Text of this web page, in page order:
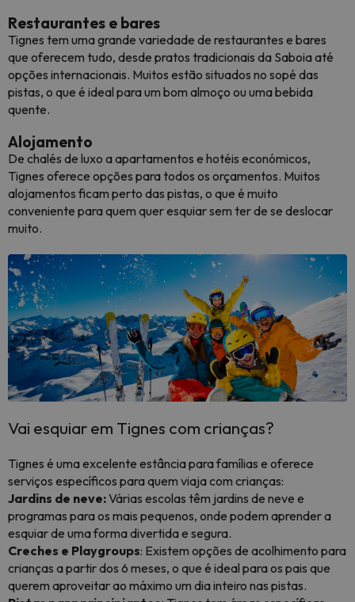
Restaurantes e bares
Tignes tem uma grande variedade de restaurantes e bares
que oferecem tudo, desde pratos tradicionais da Saboia até
opções internacionais. Muitos estão situados no sopé das
pistas, o que é ideal para um bom almoço ou uma bebida
quente.
Alojamento
De chalés de luxo a apartamentos e hotéis económicos,
Tignes oferece opções para todos os orçamentos. Muitos
alojamentos ficam perto das pistas, o que é muito
conveniente para quem quer esquiar sem ter de se deslocar
muito.
Vai esquiar em Tignes com crianças?
Tignes é uma excelente estância para famílias e oferece
serviços específicos para quem viaja com crianças:
Jardins de neve:Várias escolas têm jardins de neve e
programas para os mais pequenos, onde podem aprender a
esquiar de uma forma divertida e segura.
Creches e Playgroups: Existem opções de acolhimento para
crianças a partir dos 6 meses, o que é ideal para os pais que
querem aproveitar ao máximo um dia inteiro nas pistas.